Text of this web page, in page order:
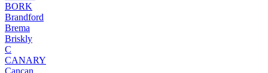
BORK
Brandford
Brema
Briskly
C
CANARY
Cancan